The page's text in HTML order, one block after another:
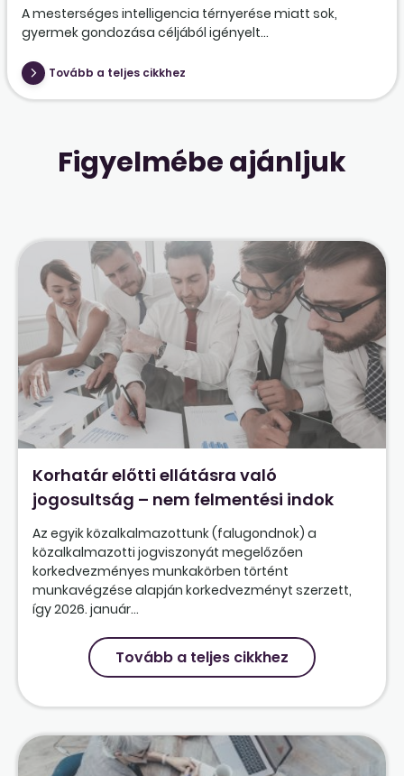
A mesterséges intelligencia térnyerése miatt sok,
gyermek gondozása céljából igényelt...
Tovább a teljes cikkhez
Figyelmébe ajánljuk
Korhatár előtti ellátásra való
jogosultság – nem felmentési indok
Az egyik közalkalmazottunk (falugondnok) a
közalkalmazotti jogviszonyát megelőzően
korkedvezményes munkakörben történt
munkavégzése alapján korkedvezményt szerzett,
így 2026. január...
Tovább a teljes cikkhez